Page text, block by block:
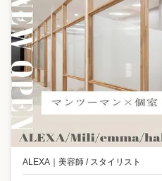
ALEXA 美容師 / スタイリスト